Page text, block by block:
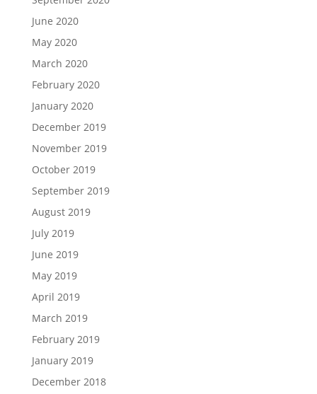
June 2020
May 2020
March 2020
February 2020
January 2020
December 2019
November 2019
October 2019
September 2019
August 2019
July 2019
June 2019
May 2019
April 2019
March 2019
February 2019
January 2019
December 2018